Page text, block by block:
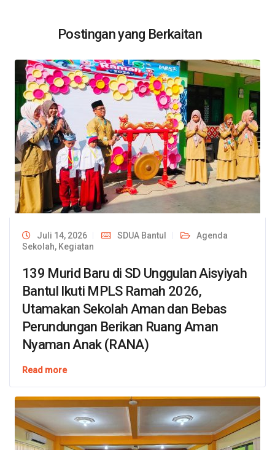
Postingan yang Berkaitan
Juli 14, 2026 SDUA Bantul
Agenda
Sekolah, Kegiatan
139 Murid Baru di SD Unggulan Aisyiyah
Bantul Ikuti MPLS Ramah 2026,
Utamakan Sekolah Aman dan Bebas
Perundungan Berikan Ruang Aman
Nyaman Anak (RANA)
Read more